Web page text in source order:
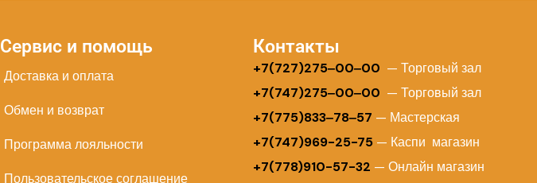
Сервис и помощь
Доставка и оплата
Обмен и возврат
Программа лояльности
Пользовательское соглашение
Контакты
+7(727)275‒00‒00 — Торговый зал
+7(747)275‒00‒00 — Торговый зал
+7(775)833‒78‒57 — Мастерская
+7(747)969-25-75— Каспи магазин
+7(778)910-57-32 — Онлайн магазин